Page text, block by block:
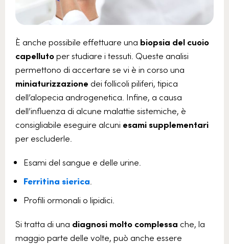
È anche possibile effettuare una biopsia del cuoio
capellutoper studiare i tessuti. Queste analisi
permettono di accertare se vi è in corso una
miniaturizzazione dei follicoli piliferi, tipica
dell’alopecia androgenetica. Infine, a causa
dell’influenza di alcune malattie sistemiche, è
consigliabile eseguire alcuni esami supplementari
per escluderle.
Esami del sangue e delle urine.
Ferritina sierica.
Profili ormonali o lipidici.
Si tratta di una diagnosi molto complessa che, la
maggio parte delle volte, può anche essere